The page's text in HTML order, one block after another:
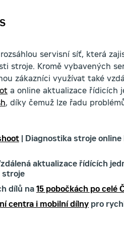
servisní síť, která
stroje. Kromě vybavených
zákazníci využívat také
a online aktualizace řídicích
, díky čemuž lze řadu
| Diagnostika stroje
aktualizace řídících
stroje
dílů na 15 pobočkách po celé
centra i mobilní dílny pro